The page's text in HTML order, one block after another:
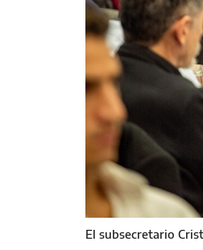
El subsecretario